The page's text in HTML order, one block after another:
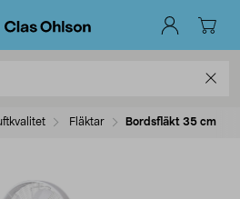
Fläktar Bordsfläkt 35 cm